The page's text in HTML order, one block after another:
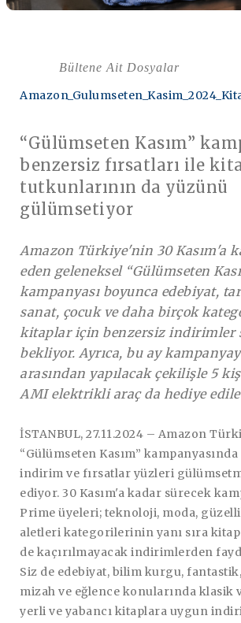
Bültene Ait Dosyalar
“Gülümseten Kasım”
benzersiz fırsatları ile
tutkunlarının da yüzünü
gülümsetiyor
Amazon Türkiye'nin 30 Kasım'a
eden geleneksel “Gülümseten
kampanyası boyunca edebiyat,
sanat, çocuk ve daha birçok
kitaplar için benzersiz indirimler
bekliyor. Ayrıca, bu ay
arasından yapılacak çekilişle 5
AMI elektrikli araç da hediye
İSTANBUL, 27.11.2024 – Amazon
“Gülümseten Kasım”
indirim ve fırsatlar yüzleri
ediyor. 30 Kasım'a kadar sürecek
Prime üyeleri; teknoloji, moda,
aletleri kategorilerinin yanı sıra
de kaçırılmayacak indirimlerden
Siz de edebiyat, bilim kurgu,
mizah ve eğlence konularında klasik
yerli ve yabancı kitaplara uygun